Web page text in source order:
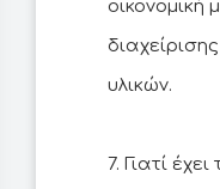
οικονομική
υλικών.
7. Γιατί